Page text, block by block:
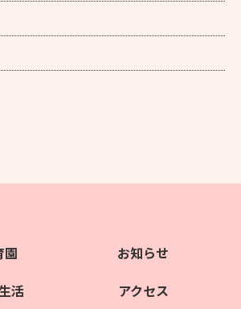
園
活
お知らせ
アクセス